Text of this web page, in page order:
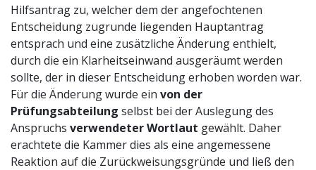
Hilfsantrag zu, welcher dem der angefochtenen
Entscheidung zugrunde liegenden Hauptantrag
entsprach und eine zusätzliche Änderung enthielt,
durch die ein Klarheitseinwand ausgeräumt werden
sollte, der in dieser Entscheidung erhoben worden war.
Für die Änderung wurde ein von der
Prüfungsabteilung selbst bei der Auslegung des
Anspruchs verwendeter Wortlaut gewählt. Daher
erachtete die Kammer dies als eine angemessene
Reaktion auf die Zurückweisungsgründe und ließ den